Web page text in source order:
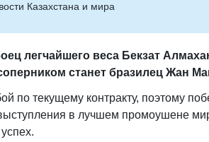
Казахстана и мира
легчайшего веса Бекзат
станет бразилец Жан
по текущему контракту, поэтому
в лучшем промоушене